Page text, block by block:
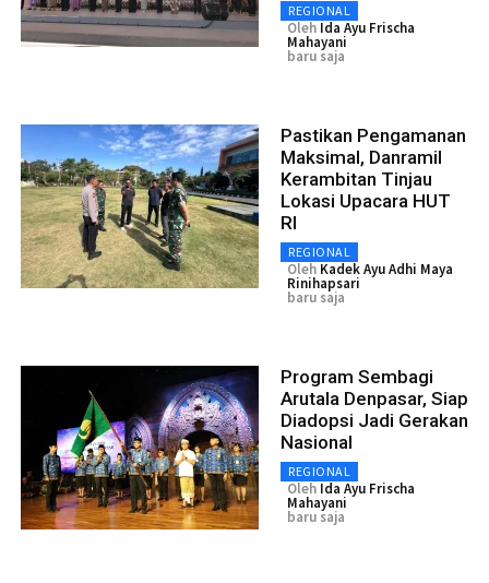
REGIONAL
Oleh Ida Ayu Frischa
Mahayani
baru saja
Pastikan Pengamanan
Maksimal, Danramil
Kerambitan Tinjau
Lokasi Upacara HUT
RI
REGIONAL
Oleh Kadek Ayu Adhi Maya
Rinihapsari
baru saja
Program Sembagi
Arutala Denpasar, Siap
Diadopsi Jadi Gerakan
Nasional
REGIONAL
Oleh Ida Ayu Frischa
Mahayani
baru saja